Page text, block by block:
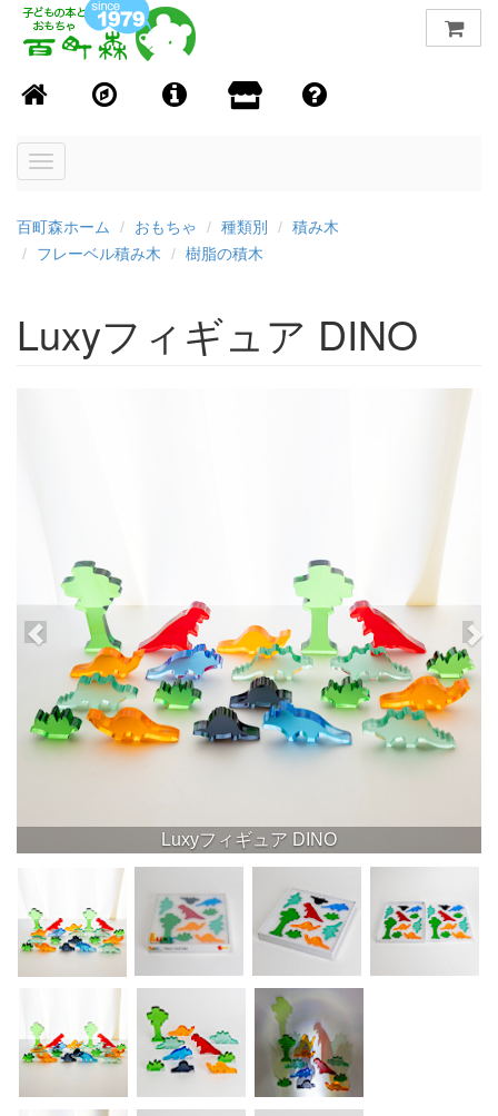
Toggle
百町森ホーム おもちゃ 種類別
積み木
フレーベル積み木
樹脂の積木
Luxyフィギュア DINO
Luxyフィギュア DINO